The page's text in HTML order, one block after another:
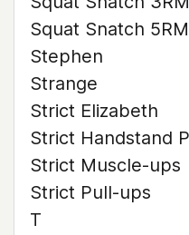
Squat Snatch 5RM
Stephen
Strange
Strict Elizabeth
Strict Handstand
Strict Muscle-ups
Strict Pull-ups
T